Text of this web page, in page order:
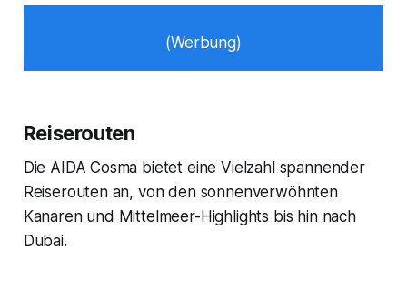
(Werbung)
Reiserouten
Die AIDA Cosma bietet eine Vielzahl spannender
Reiserouten an, von den sonnenverwöhnten
Kanaren und Mittelmeer-Highlights bis hin nach
Dubai.